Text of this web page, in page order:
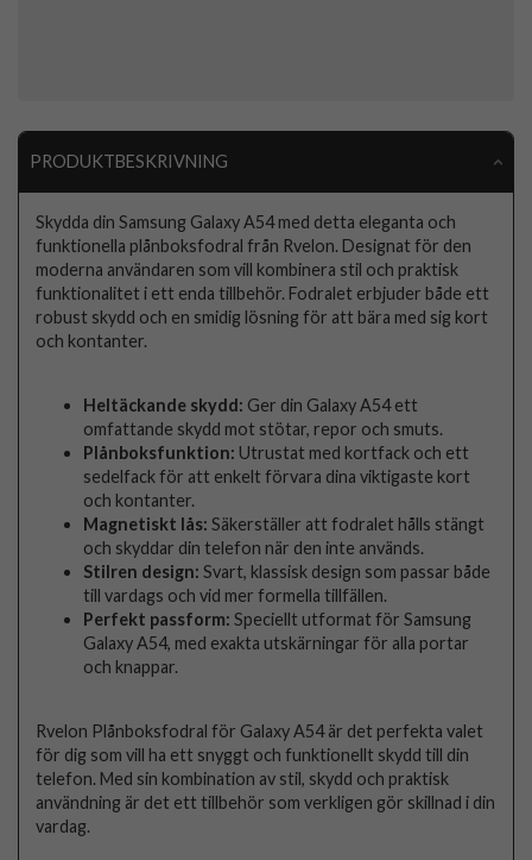
PRODUKTBESKRIVNING
Skydda din Samsung Galaxy A54 med detta eleganta och
funktionella plånboksfodral från Rvelon. Designat för den
moderna användaren som vill kombinera stil och praktisk
funktionalitet i ett enda tillbehör. Fodralet erbjuder både ett
robust skydd och en smidig lösning för att bära med sig kort
och kontanter.
Heltäckande skydd: Ger din Galaxy A54 ett
omfattande skydd mot stötar, repor och smuts.
Plånboksfunktion: Utrustat med kortfack och ett
sedelfack för att enkelt förvara dina viktigaste kort
och kontanter.
Magnetiskt lås: Säkerställer att fodralet hålls stängt
och skyddar din telefon när den inte används.
Stilren design: Svart, klassisk design som passar både
till vardags och vid mer formella tillfällen.
Perfekt passform: Speciellt utformat för Samsung
Galaxy A54, med exakta utskärningar för alla portar
och knappar.
Rvelon Plånboksfodral för Galaxy A54 är det perfekta valet
för dig som vill ha ett snyggt och funktionellt skydd till din
telefon. Med sin kombination av stil, skydd och praktisk
användning är det ett tillbehör som verkligen gör skillnad i din
vardag.